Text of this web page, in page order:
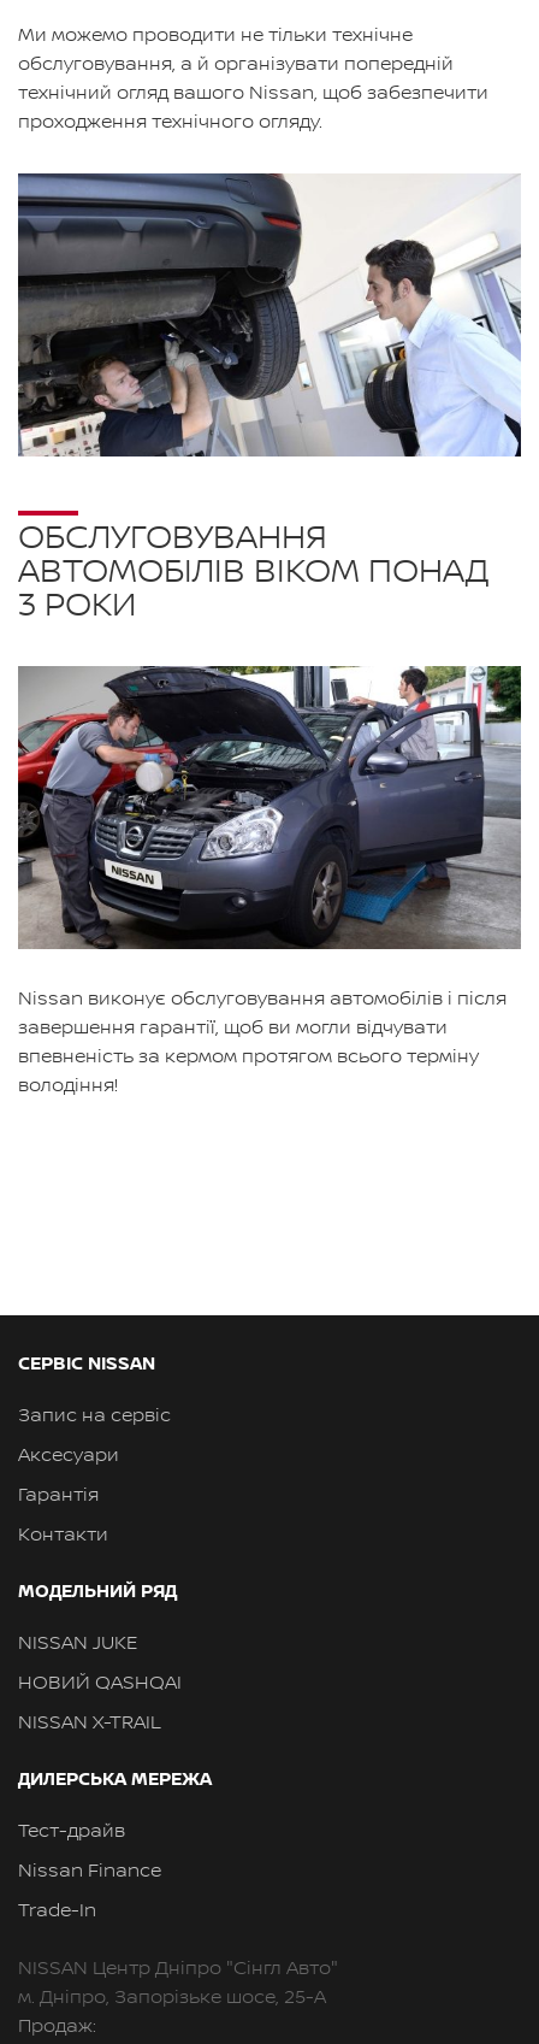
Ми можемо проводити не тільки технічне
обслуговування, а й організувати попередній
технічний огляд вашого Nissan, щоб забезпечити
проходження технічного огляду.
ОБСЛУГОВУВАННЯ
АВТОМОБІЛІВ ВІКОМ ПОНАД
3 РОКИ
Nissan виконує обслуговування автомобілів і після
завершення гарантії, щоб ви могли відчувати
впевненість за кермом протягом всього терміну
володіння!
СЕРВІС NISSAN
Запис на сервіс
Аксесуари
Гарантія
Контакти
МОДЕЛЬНИЙ РЯД
NISSAN JUKE
НОВИЙ QASHQAI
NISSAN X-TRAIL
ДИЛЕРСЬКА МЕРЕЖА
Тест-драйв
Nissan Finance
Trade-In
NISSAN Центр Дніпро "Сінгл Авто"
м. Дніпро, Запорізьке шосе, 25-А
Продаж: